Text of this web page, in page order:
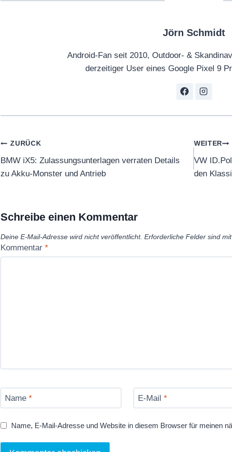
Jörn Schmidt
Android-Fan seit 2010, Outdoor- &
derzeitiger User eines Google Pixel 9
Beitragsnavigation
ZURÜCK
BMW iX5: Zulassungsunterlagen verraten Details
zu Akku-Monster und Antrieb
WEITER
VW
den
Schreibe einen Kommentar
Deine E-Mail-Adresse wird nicht veröffentlicht. Erforderliche Felder sind mit
Kommentar *
Name * E-Mail *
Name, E-Mail-Adresse und Website in diesem Browser für meinen